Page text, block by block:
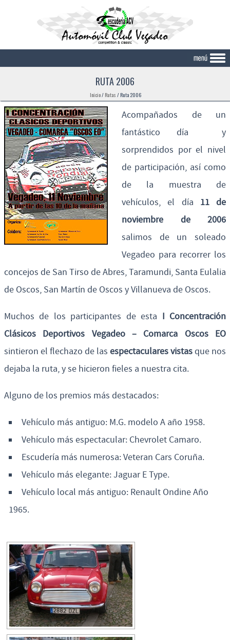
RUTA 2006
Inicio/ Rutas /Ruta 2006
Acompañados de un
fantástico día y
sorprendidos por el nivel
de participación, así como
de la muestra de
vehículos, el día 11 de
noviembre de 2006
salimos de un soleado
Vegadeo para recorrer los
concejos de San Tirso de Abres, Taramundi, Santa Eulalia
de Oscos, San Martín de Oscos y Villanueva de Oscos.
Muchos de los participantes de esta I Concentración
Clásicos Deportivos Vegadeo – Comarca Oscos EO
sintieron el flechazo de las espectaculares vistasque nos
dejaba la ruta, y se hicieron fieles a nuestra cita.
Alguno de los premios más destacados:
Vehículo más antiguo: M.G. modelo A año 1958.
Vehículo más espectacular: Chevrolet Camaro.
Escudería más numerosa: Veteran Cars Coruña.
Vehículo más elegante: Jaguar E Type.
Vehículo local más antiguo: Renault Ondine Año
1965.